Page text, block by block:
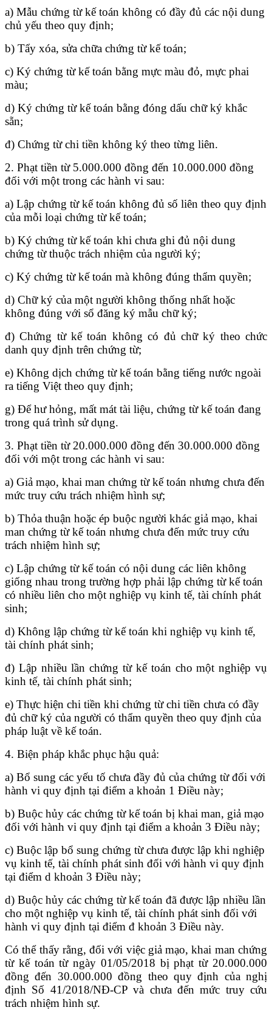
a) Mẫu chứng từ kế toán không có đầy đủ các nội dung
chủ yếu theo quy định;
b) Tẩy xóa, sửa chữa chứng từ kế toán;
c) Ký chứng từ kế toán bằng mực màu đỏ, mực phai
màu;
d) Ký chứng từ kế toán bằng đóng dấu chữ ký khắc
sẵn;
đ) Chứng từ chi tiền không ký theo từng liên.
2. Phạt tiền từ 5.000.000 đồng đến 10.000.000 đồng
đối với một trong các hành vi sau:
a) Lập chứng từ kế toán không đủ số liên theo quy định
của mỗi loại chứng từ kế toán;
b) Ký chứng từ kế toán khi chưa ghi đủ nội dung
chứng từ thuộc trách nhiệm của người ký;
c) Ký chứng từ kế toán mà không đúng thẩm quyền;
d) Chữ ký của một người không thống nhất hoặc
không đúng với sổ đăng ký mẫu chữ ký;
đ) Chứng từ kế toán không có đủ chữ ký theo chức
danh quy định trên chứng từ;
e) Không dịch chứng từ kế toán bằng tiếng nước ngoài
ra tiếng Việt theo quy định;
g) Để hư hỏng, mất mát tài liệu, chứng từ kế toán đang
trong quá trình sử dụng.
3. Phạt tiền từ 20.000.000 đồng đến 30.000.000 đồng
đối với một trong các hành vi sau:
a) Giả mạo, khai man chứng từ kế toán nhưng chưa đến
mức truy cứu trách nhiệm hình sự;
b) Thỏa thuận hoặc ép buộc người khác giả mạo, khai
man chứng từ kế toán nhưng chưa đến mức truy cứu
trách nhiệm hình sự;
c) Lập chứng từ kế toán có nội dung các liên không
giống nhau trong trường hợp phải lập chứng từ kế toán
có nhiều liên cho một nghiệp vụ kinh tế, tài chính phát
sinh;
d) Không lập chứng từ kế toán khi nghiệp vụ kinh tế,
tài chính phát sinh;
đ) Lập nhiều lần chứng từ kế toán cho một nghiệp vụ
kinh tế, tài chính phát sinh;
e) Thực hiện chi tiền khi chứng từ chi tiền chưa có đầy
đủ chữ ký của người có thẩm quyền theo quy định của
pháp luật về kế toán.
4. Biện pháp khắc phục hậu quả:
a) Bổ sung các yếu tố chưa đầy đủ của chứng từ đối với
hành vi quy định tại điểm a khoản 1 Điều này;
b) Buộc hủy các chứng từ kế toán bị khai man, giả mạo
đối với hành vi quy định tại điểm a khoản 3 Điều này;
c) Buộc lập bổ sung chứng từ chưa được lập khi nghiệp
vụ kinh tế, tài chính phát sinh đối với hành vi quy định
tại điểm d khoản 3 Điều này;
d) Buộc hủy các chứng từ kế toán đã được lập nhiều lần
cho một nghiệp vụ kinh tế, tài chính phát sinh đối với
hành vi quy định tại điểm đ khoản 3 Điều này.
Có thể thấy rằng, đối với việc giả mạo, khai man chứng
từ kế toán từ ngày 01/05/2018 bị phạt từ 20.000.000
đồng đến 30.000.000 đồng theo quy định của nghị
định Số 41/2018/NĐ-CP và chưa đến mức truy cứu
trách nhiệm hình sự.